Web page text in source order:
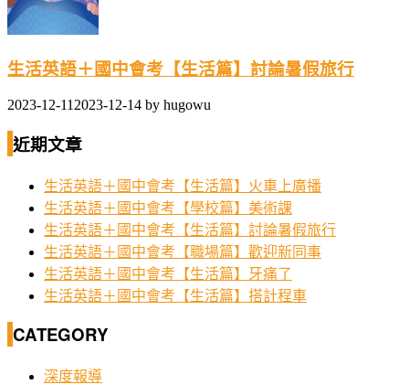
生活英語＋國中會考【生活篇】討論暑假旅行
2023-12-11 2023-12-14 by hugowu
近期文章
生活英語＋國中會考【生活篇】火車上廣播
生活英語＋國中會考【學校篇】美術課
生活英語＋國中會考【生活篇】討論暑假旅行
生活英語＋國中會考【職場篇】歡迎新同事
生活英語＋國中會考【生活篇】牙痛了
生活英語＋國中會考【生活篇】搭計程車
CATEGORY
深度報導